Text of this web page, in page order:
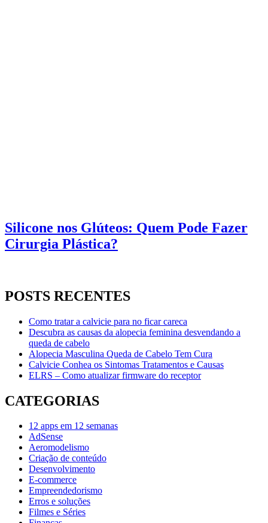
Silicone nos Glúteos: Quem Pode Fazer
Cirurgia Plástica?
POSTS RECENTES
Como tratar a calvicie para no ficar careca
Descubra as causas da alopecia feminina desvendando a
queda de cabelo
Alopecia Masculina Queda de Cabelo Tem Cura
Calvicie Conhea os Sintomas Tratamentos e Causas
ELRS – Como atualizar firmware do receptor
CATEGORIAS
12 apps em 12 semanas
AdSense
Aeromodelismo
Criação de conteúdo
Desenvolvimento
E-commerce
Empreendedorismo
Erros e soluções
Filmes e Séries